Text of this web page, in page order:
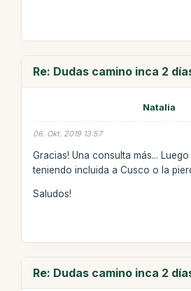
Re: Dudas camino inca 2
Natalia
06. Okt. 2019 13:57
Gracias! Una consulta más...
teniendo incluida a Cusco o la
Saludos!
Re: Dudas camino inca 2